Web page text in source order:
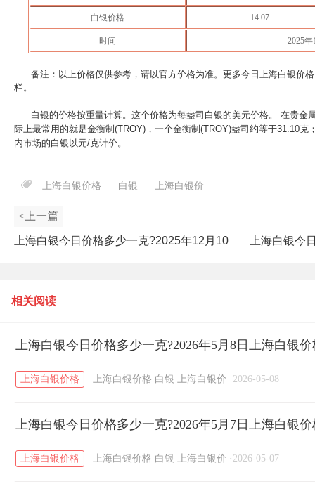
白银价格 14.07
时间 2025
备注：以上价格仅供参考，请以官方价格为准。更多今日上海白银价
栏。
白银的价格按重量计算。这个价格为每盎司白银的美元价格。 在贵金
际上最常用的就是金衡制(TROY)，一个金衡制(TROY)盎司约等于31.10克
内市场的白银以元/克计价。
上海白银价格 白银 上海白银价
<上一篇
上海白银今日价格多少一克?2025年12月10 上海白银今
相关阅读
上海白银今日价格多少一克?2026年5月8日上海白银
上海白银价格 上海白银价格 白银 上海白银价 · 2026-05-08
上海白银今日价格多少一克?2026年5月7日上海白银
上海白银价格 上海白银价格 白银 上海白银价 · 2026-05-07